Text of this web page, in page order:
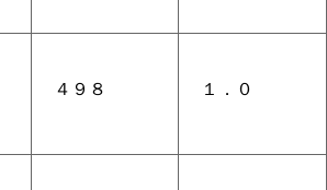
４９８ １．０